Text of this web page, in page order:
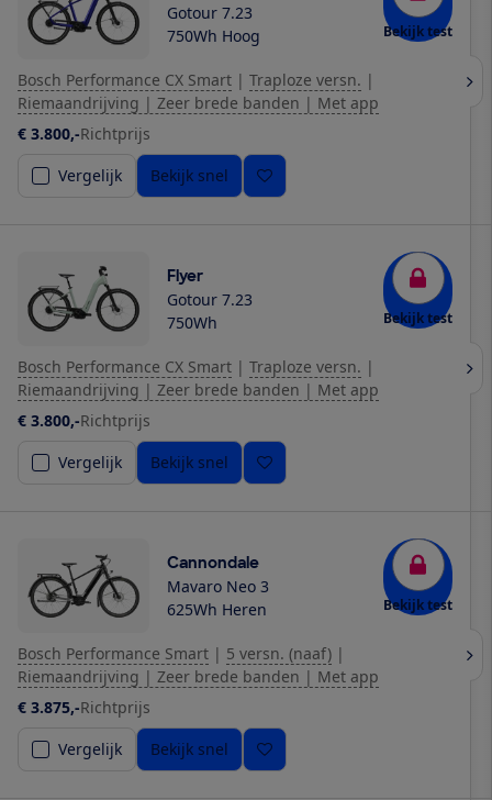
Gotour 7.23
750Wh Hoog
Bekijk test
Bosch Performance CX Smart | Traploze versn. |
Riemaandrijving | Zeer brede banden | Met app
€ 3.800,-Richtprijs
Vergelijk
Bekijk snel
Flyer
Gotour 7.23
750Wh
Bekijk test
Bosch Performance CX Smart | Traploze versn. |
Riemaandrijving | Zeer brede banden | Met app
€ 3.800,-Richtprijs
Vergelijk
Bekijk snel
Cannondale
Mavaro Neo 3
625Wh Heren
Bekijk test
Bosch Performance Smart | 5 versn. (naaf) |
Riemaandrijving | Zeer brede banden | Met app
€ 3.875,-Richtprijs
Vergelijk
Bekijk snel